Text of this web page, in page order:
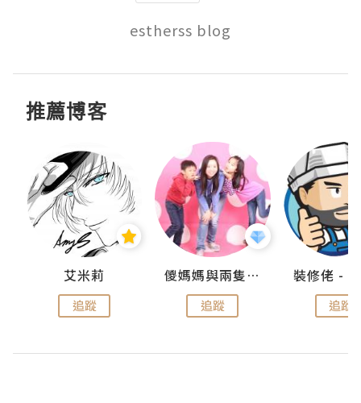
estherss blog
推薦博客
艾米莉
追蹤
儍媽媽與兩隻小魔怪之家
追蹤 追蹤